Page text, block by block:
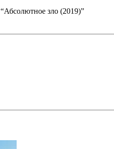
“Абсолютное зло (2019)”